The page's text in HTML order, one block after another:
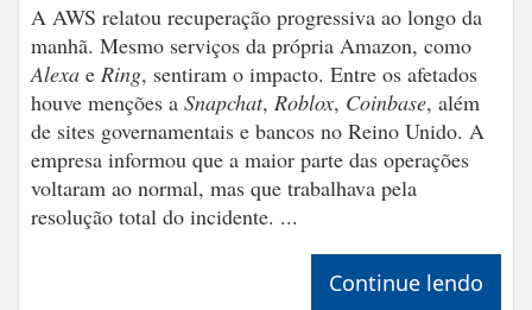
A AWS relatou recuperação progressiva ao longo da
manhã. Mesmo serviços da própria Amazon, como
Alexa e Ring, sentiram o impacto. Entre os afetados
houve menções a Snapchat, Roblox, Coinbase, além
de sites governamentais e bancos no Reino Unido. A
empresa informou que a maior parte das operações
voltaram ao normal, mas que trabalhava pela
resolução total do incidente. ...
Continue lendo